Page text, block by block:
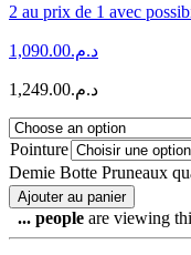
2 au prix de 1 avec
د.م.1,090.00
د.م.1,249.00
Pointure
Demie Botte Pruneaux
Ajouter au panier
... people are viewing